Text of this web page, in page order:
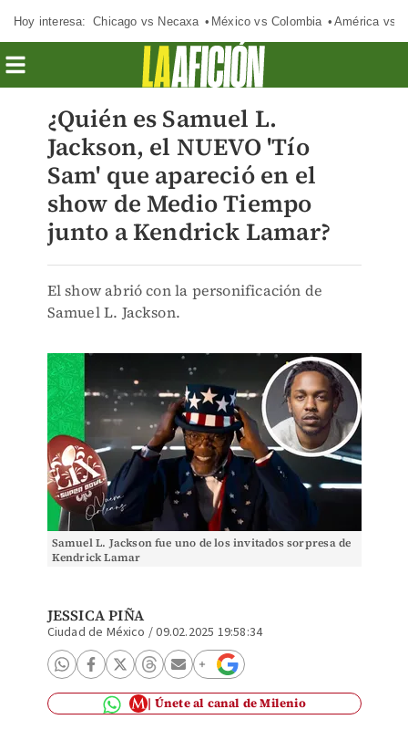
Hoy interesa: Chicago vs Necaxa México vs Colombia América vs
¿Quién es Samuel L.
Jackson, el NUEVO 'Tío
Sam' que apareció en el
show de Medio Tiempo
junto a Kendrick Lamar?
El show abrió con la personificación de
Samuel L. Jackson.
Samuel L. Jackson fue uno de los invitados sorpresa de
Kendrick Lamar
JESSICA PIÑA
Ciudad de México /09.02.2025 19:58:34
Únete al canal de Milenio